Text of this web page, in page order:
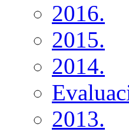
2016.
2015.
2014.
2013.